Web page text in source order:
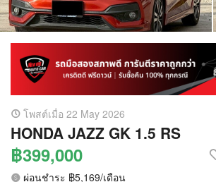
โพสต์เมื่อ 22 May 2026
HONDA JAZZ GK 1.5 RS
฿399,000
ผ่อนชำระ ฿5,169/เดือน